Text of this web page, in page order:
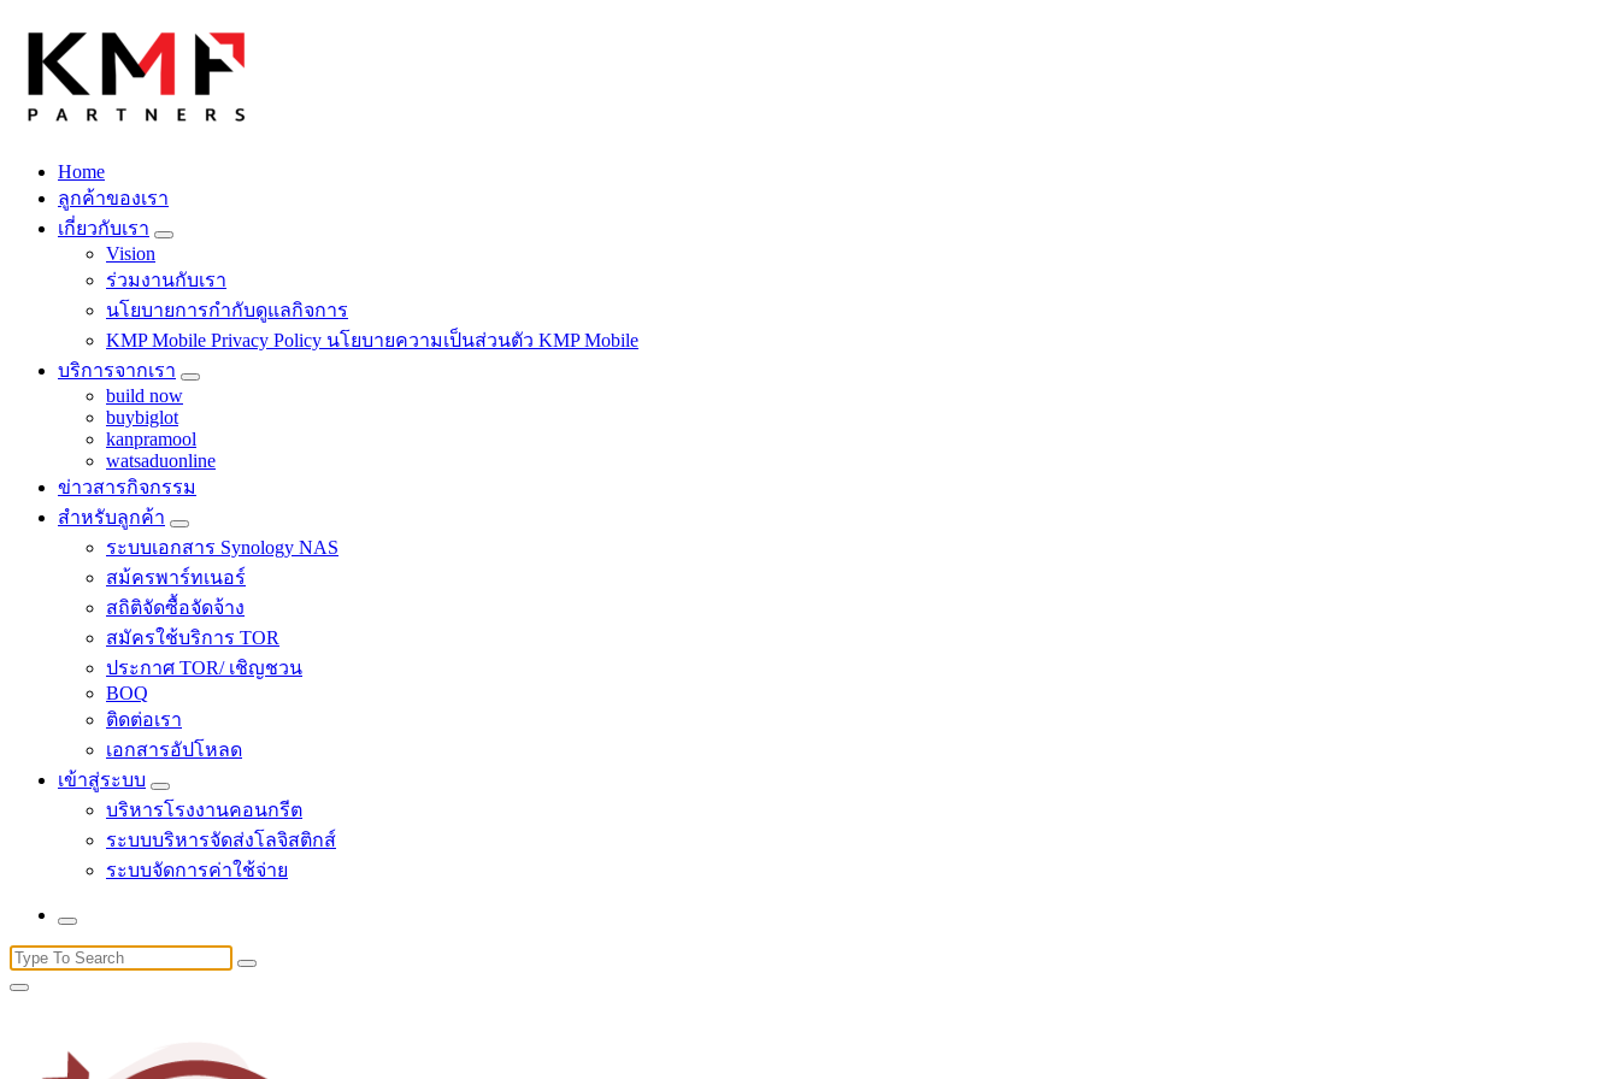
content
Fintech สำหรับวงการรับเหมาก่อสร้าง สู่อนาคตที่ดีกว่าไปพร้อมกับเรา เพราะโอกาสรอไม่ได้
Home
ลูกค้าของเรา
เกี่ยวกับเรา
Vision
ร่วมงานกับเรา
นโยบายการกำกับดูแลกิจการ
KMP Mobile Privacy Policy นโยบายความเป็นส่วนตัว KMP Mobile
บริการจากเรา
build now
buybiglot
kanpramool
watsaduonline
ข่าวสารกิจกรรม
สำหรับลูกค้า
ระบบเอกสาร Synology NAS
สม้ครพาร์ทเนอร์
สถิติจัดซื้อจัดจ้าง
สมัครใช้บริการ TOR
ประกาศ TOR/ เชิญชวน
BOQ
ติดต่อเรา
เอกสารอัปโหลด
เข้าสู่ระบบ
บริหารโรงงานคอนกรีต
ระบบบริหารจัดส่งโลจิสติกส์
ระบบจัดการค่าใช้จ่าย
Search
for: